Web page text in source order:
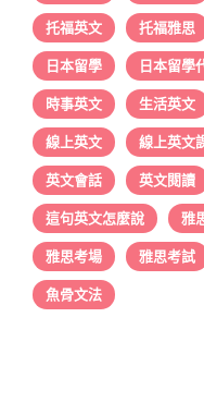
托福英文 托福雅思
日本留學 日本留學
時事英文 生活英文
線上英文 線上英文
英文會話 英文閱讀
這句英文怎麼說 雅
雅思考場 雅思考試
魚骨文法